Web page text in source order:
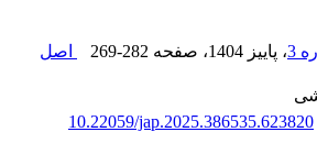
، پاییز 1404 ، صفحه 269-282
اصل
10.22059/jap.2025.386535.623820